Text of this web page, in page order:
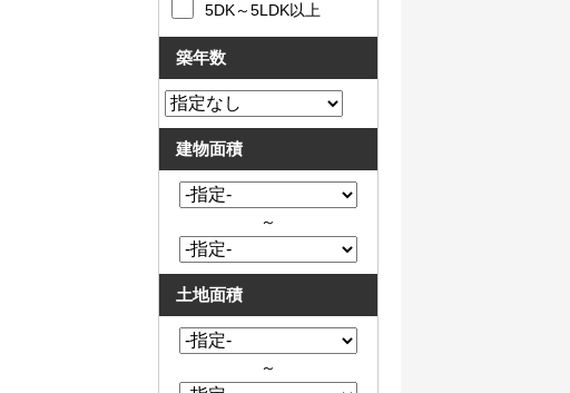
5DK～5LDK以上
築年数
建物面積
～
土地面積
～